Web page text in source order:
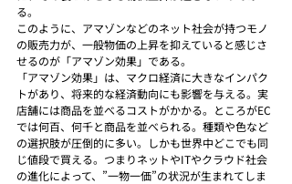
る。
このように、アマゾンなどのネット社会が持つモノ
の販売力が、一般物価の上昇を抑えていると感じさ
せるのが「アマゾン効果」である。
「アマゾン効果」は、マクロ経済に大きなインパク
トがあり、将来的な経済動向にも影響を与える。実
店舗には商品を並べるコストがかかる。ところがEC
では何百、何千と商品を並べられる。種類や色など
の選択肢が圧倒的に多い。しかも世界中どこでも同
じ値段で買える。つまりネットやITやクラウド社会
の進化によって、”一物一価”の状況が生まれてしま